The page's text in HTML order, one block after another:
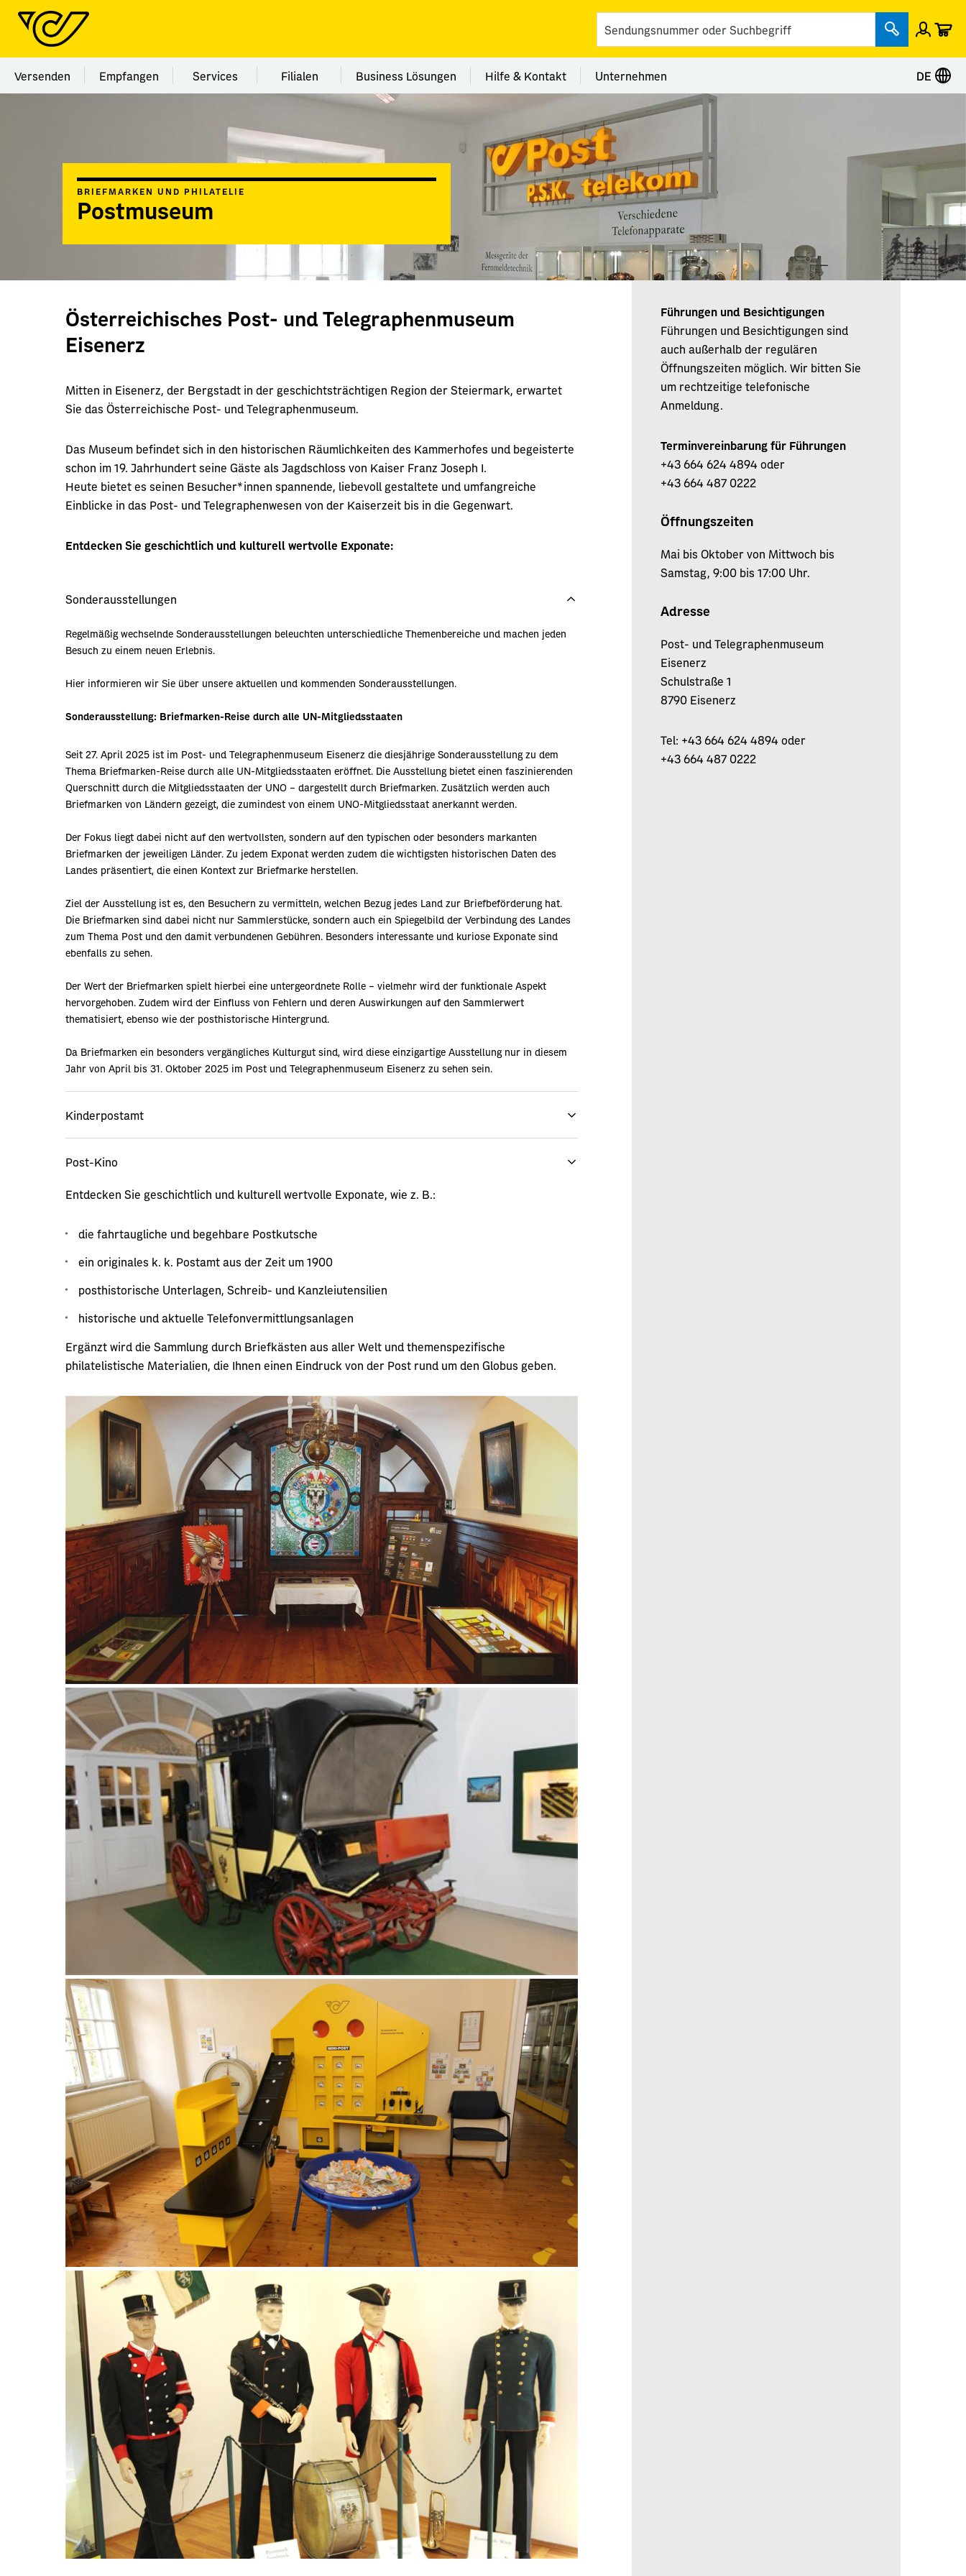
Suche
Menü Kategorie Versenden
Versenden Menü Kategorie Empfangen
Empfangen Menü Kategorie Services
Services Menü Kategorie Filialen
Filialen Menü Kategorie Business Lösungen
Business Lösungen Menü Kategorie Hilfe & Kontakt
Hilfe & Kontakt Menü Kategorie Unternehmen
Unternehmen DE
BRIEFMARKEN UND PHILATELIE
Postmuseum
Österreichisches Post- und Telegraphenmuseum
Eisenerz
Mitten in Eisenerz, der Bergstadt in der geschichtsträchtigen Region der Steiermark, erwartet
Sie das Österreichische Post- und Telegraphenmuseum.
Das Museum befindet sich in den historischen Räumlichkeiten des Kammerhofes und begeisterte
schon im 19. Jahrhundert seine Gäste als Jagdschloss von Kaiser Franz Joseph I.
Heute bietet es seinen Besucher*innen spannende, liebevoll gestaltete und umfangreiche
Einblicke in das Post- und Telegraphenwesen von der Kaiserzeit bis in die Gegenwart.
Entdecken Sie geschichtlich und kulturell wertvolle Exponate:
Sonderausstellungen
Regelmäßig wechselnde Sonderausstellungen beleuchten unterschiedliche Themenbereiche und machen jeden
Besuch zu einem neuen Erlebnis.
Hier informieren wir Sie über unsere aktuellen und kommenden Sonderausstellungen.
Sonderausstellung: Briefmarken-Reise durch alle UN-Mitgliedsstaaten
Seit 27. April 2025 ist im Post- und Telegraphenmuseum Eisenerz die diesjährige Sonderausstellung zu dem
Thema Briefmarken-Reise durch alle UN-Mitgliedsstaaten eröffnet. Die Ausstellung bietet einen faszinierenden
Querschnitt durch die Mitgliedsstaaten der UNO – dargestellt durch Briefmarken. Zusätzlich werden auch
Briefmarken von Ländern gezeigt, die zumindest von einem UNO-Mitgliedsstaat anerkannt werden.
Der Fokus liegt dabei nicht auf den wertvollsten, sondern auf den typischen oder besonders markanten
Briefmarken der jeweiligen Länder. Zu jedem Exponat werden zudem die wichtigsten historischen Daten des
Landes präsentiert, die einen Kontext zur Briefmarke herstellen.
Ziel der Ausstellung ist es, den Besuchern zu vermitteln, welchen Bezug jedes Land zur Briefbeförderung hat.
Die Briefmarken sind dabei nicht nur Sammlerstücke, sondern auch ein Spiegelbild der Verbindung des Landes
zum Thema Post und den damit verbundenen Gebühren. Besonders interessante und kuriose Exponate sind
ebenfalls zu sehen.
Der Wert der Briefmarken spielt hierbei eine untergeordnete Rolle – vielmehr wird der funktionale Aspekt
hervorgehoben. Zudem wird der Einfluss von Fehlern und deren Auswirkungen auf den Sammlerwert
thematisiert, ebenso wie der posthistorische Hintergrund.
Da Briefmarken ein besonders vergängliches Kulturgut sind, wird diese einzigartige Ausstellung nur in diesem
Jahr von April bis 31. Oktober 2025 im Post und Telegraphenmuseum Eisenerz zu sehen sein.
Kinderpostamt
Post-Kino
Entdecken Sie geschichtlich und kulturell wertvolle Exponate, wie z. B.:
die fahrtaugliche und begehbare Postkutsche
ein originales k. k. Postamt aus der Zeit um 1900
posthistorische Unterlagen, Schreib- und Kanzleiutensilien
historische und aktuelle Telefonvermittlungsanlagen
Ergänzt wird die Sammlung durch Briefkästen aus aller Welt und themenspezifische
philatelistische Materialien, die Ihnen einen Eindruck von der Post rund um den Globus geben.
Führungen und Besichtigungen
Führungen und Besichtigungen sind
auch außerhalb der regulären
Öffnungszeiten möglich. Wir bitten Sie
um rechtzeitige telefonische
Anmeldung.
Terminvereinbarung für Führungen
+43 664 624 4894 oder
+43 664 487 0222
Öffnungszeiten
Mai bis Oktober von Mittwoch bis
Samstag, 9:00 bis 17:00 Uhr.
Adresse
Post- und Telegraphenmuseum
Eisenerz
Schulstraße 1
8790 Eisenerz
Tel: +43 664 624 4894 oder
+43 664 487 0222